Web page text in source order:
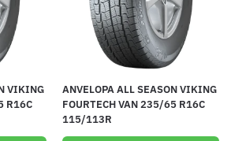
VIKING
R16C
ANVELOPA ALL SEASON VIKING
FOURTECH VAN 235/65 R16C
115/113R